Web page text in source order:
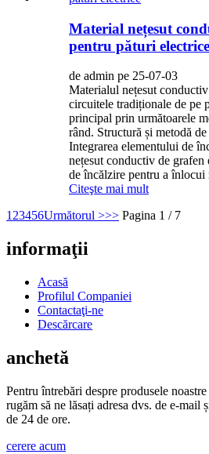
Material nețesut
pentru pături electrice
de admin pe 25-07-03
Materialul nețesut
circuitele tradiționale de pe
principal prin următoarele
rând. Structură și metodă
Integrarea elementului de
nețesut conductiv de grafen
de încălzire pentru a înlocui
Citeşte mai mult
1 23456Următorul >>> Pagina 1 / 7
informaţii
Acasă
Profilul Companiei
Contactaţi-ne
Descărcare
anchetă
Pentru întrebări despre produsele
rugăm să ne lăsați adresa dvs. de e-mail
de 24 de ore.
cerere acum